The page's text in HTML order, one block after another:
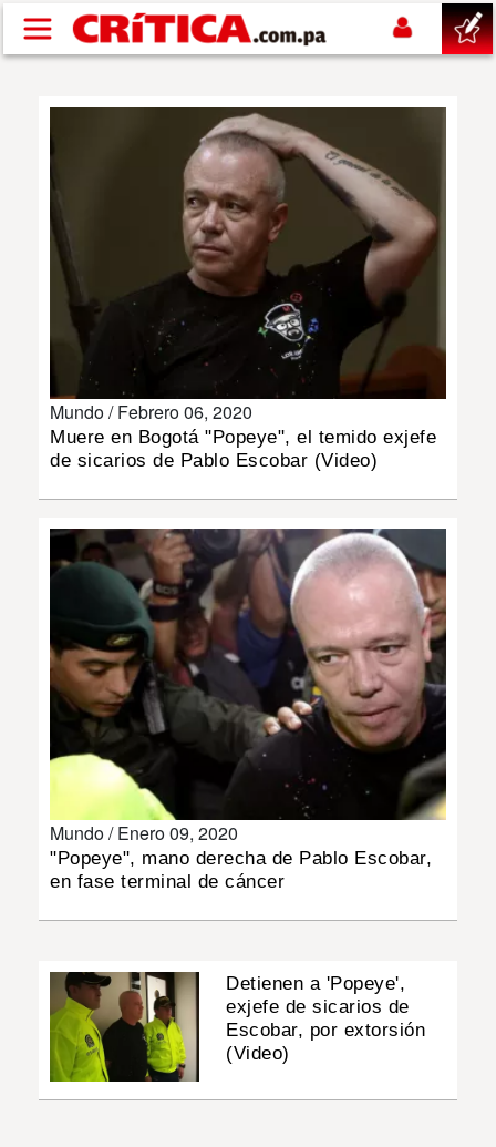
Pasar al contenido principal
SUCESOS
NACIONAL
POLÍTICA
DEPORTES
INSÓLITAS
IMPRESO
Mundo /Febrero 06, 2020
Muere en Bogotá "Popeye", el temido exjefe
de sicarios de Pablo Escobar (Video)
Mundo /Enero 09, 2020
"Popeye", mano derecha de Pablo Escobar,
en fase terminal de cáncer
Detienen a 'Popeye',
exjefe de sicarios de
Escobar, por extorsión
(Video)